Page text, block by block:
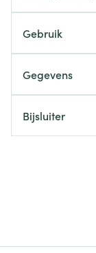
Gebruik
Gegevens
Bijsluiter